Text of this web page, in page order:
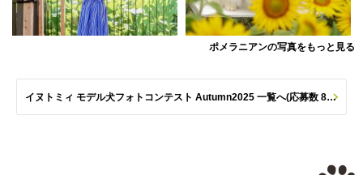
ポメラニアンの写真をもっと見る
イヌトミィ モデル犬フォトコンテスト Autumn2025 一覧へ(応募数 801枚)